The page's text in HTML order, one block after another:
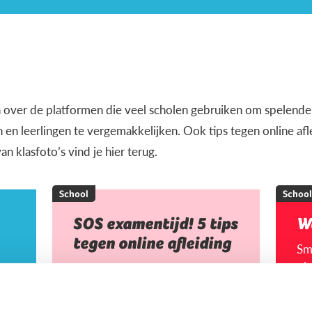
de platformen die veel scholen gebruiken om
en leerlingen te vergemakkelijken. Ook tips tegen online
klasfoto’s vind je hier terug.
School
SOS examentijd! 5 tips
tegen online afleiding
School